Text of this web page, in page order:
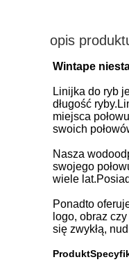
opis
Wintape
Linijka do ryb
długość
miejsca
swoich
Nasza
swojego
wiele
Ponadto
logo, obraz
się zwykłą,
Produkt